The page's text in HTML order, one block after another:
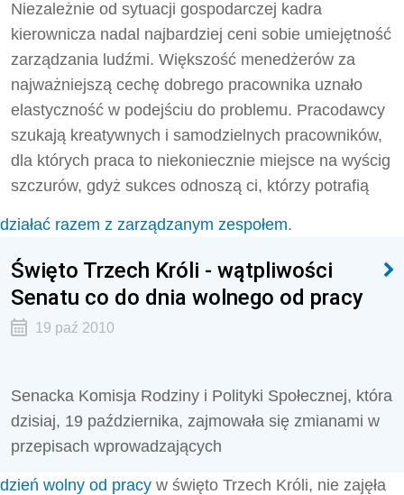
Niezależnie od sytuacji gospodarczej kadra
kierownicza nadal najbardziej ceni sobie umiejętność
zarządzania ludźmi. Większość menedżerów za
najważniejszą cechę dobrego pracownika uznało
elastyczność w podejściu do problemu. Pracodawcy
szukają kreatywnych i samodzielnych pracowników,
dla których praca to niekoniecznie miejsce na wyścig
szczurów, gdyż sukces odnoszą ci, którzy potrafią
działać razem z zarządzanym zespołem.
Święto Trzech Króli - wątpliwości
Senatu co do dnia wolnego od pracy
19 paź 2010
Senacka Komisja Rodziny i Polityki Społecznej, która
dzisiaj, 19 października, zajmowała się zmianami w
przepisach wprowadzających
dzień wolny od pracy w święto Trzech Króli, nie zajęła